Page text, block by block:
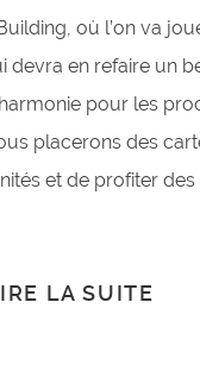
où l’on va
en refaire un
pour les
placerons des
et de profiter
LA SUITE